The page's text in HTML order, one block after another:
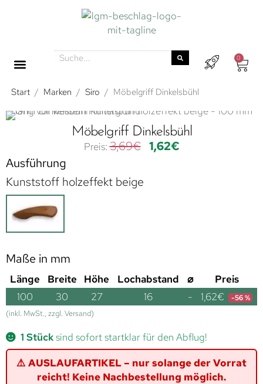
0
Start / Marken / Siro / Möbelgriff Dinkelsbühl
Möbelgriff Dinkelsbühl
3,69€ 1,62€
Ausführung
Kunststoff holzeffekt beige
Maße in mm
Länge Breite Höhe Lochabstand ⌀
Preis
100
30 27 16 - 1,62€ -56 %
(inkl. MwSt., zzgl. Versand)
1 Stücksind sofort startklar für den Abflug!
⚠️ AUSLAUFARTIKEL – nur solange der Vorrat
reicht! Keine Nachbestellung möglich.